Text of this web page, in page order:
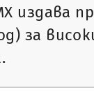
издава
за